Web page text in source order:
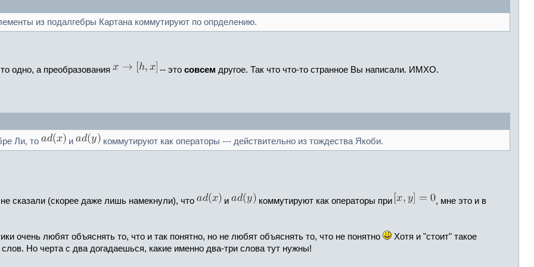
из подалгебры Картана коммутируют по опрделению.
одно, а преобразования -- это совсем другое. Так что что-то странное Вы написали. ИМХО.
Ли, то и коммутируют как операторы --- действительно из тождества Якоби.
сказали (скорее даже лишь намекнули), что и коммутируют как операторы при , мне это и в
очень любят объяснять то, что и так понятно, но не любят объяснять то, что не понятно
Хотя и "стоит" такое
Но черта с два догадаешься, какие именно два-три слова тут нужны!